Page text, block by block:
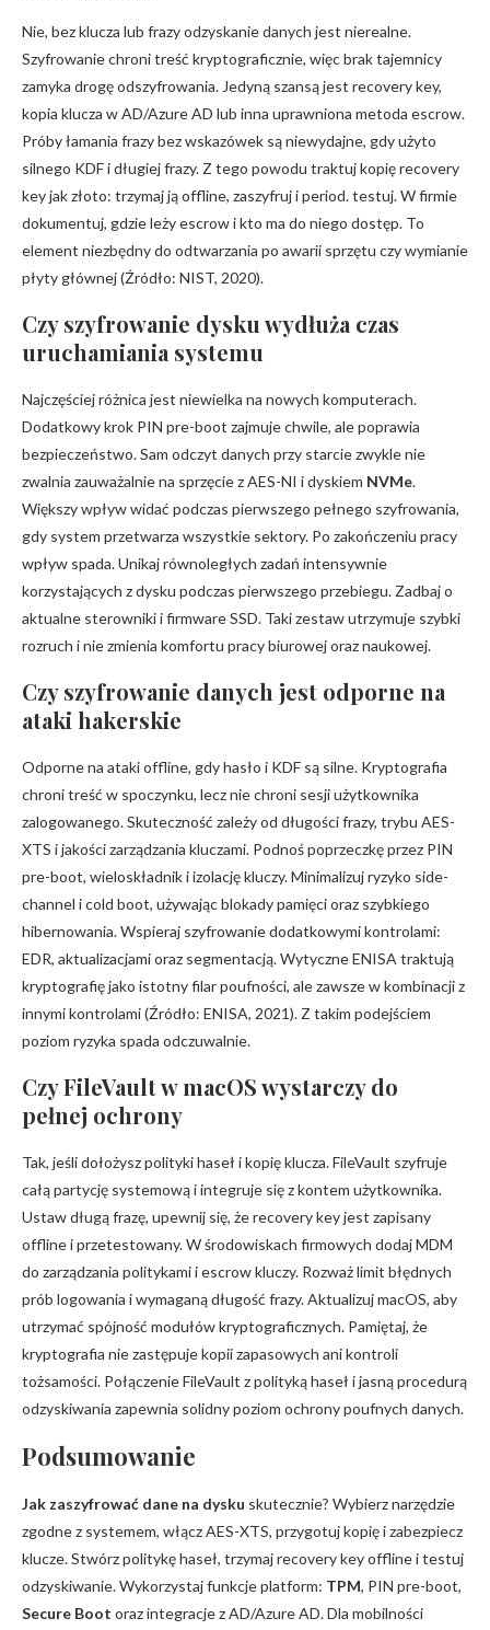
Nie, bez klucza lub frazy odzyskanie danych jest nierealne.
Szyfrowanie chroni treść kryptograficznie, więc brak tajemnicy
zamyka drogę odszyfrowania. Jedyną szansą jest recovery key,
kopia klucza w AD/Azure AD lub inna uprawniona metoda escrow.
Próby łamania frazy bez wskazówek są niewydajne, gdy użyto
silnego KDF i długiej frazy. Z tego powodu traktuj kopię recovery
key jak złoto: trzymaj ją offline, zaszyfruj i period. testuj. W firmie
dokumentuj, gdzie leży escrow i kto ma do niego dostęp. To
element niezbędny do odtwarzania po awarii sprzętu czy wymianie
płyty głównej (Źródło: NIST, 2020).
Czy szyfrowanie dysku wydłuża czas
uruchamiania systemu
Najczęściej różnica jest niewielka na nowych komputerach.
Dodatkowy krok PIN pre-boot zajmuje chwile, ale poprawia
bezpieczeństwo. Sam odczyt danych przy starcie zwykle nie
zwalnia zauważalnie na sprzęcie z AES-NI i dyskiem NVMe.
Większy wpływ widać podczas pierwszego pełnego szyfrowania,
gdy system przetwarza wszystkie sektory. Po zakończeniu pracy
wpływ spada. Unikaj równoległych zadań intensywnie
korzystających z dysku podczas pierwszego przebiegu. Zadbaj o
aktualne sterowniki i firmware SSD. Taki zestaw utrzymuje szybki
rozruch i nie zmienia komfortu pracy biurowej oraz naukowej.
Czy szyfrowanie danych jest odporne na
ataki hakerskie
Odporne na ataki offline, gdy hasło i KDF są silne. Kryptografia
chroni treść w spoczynku, lecz nie chroni sesji użytkownika
zalogowanego. Skuteczność zależy od długości frazy, trybu AES-
XTS i jakości zarządzania kluczami. Podnoś poprzeczkę przez PIN
pre-boot, wieloskładnik i izolację kluczy. Minimalizuj ryzyko side-
channel i cold boot, używając blokady pamięci oraz szybkiego
hibernowania. Wspieraj szyfrowanie dodatkowymi kontrolami:
EDR, aktualizacjami oraz segmentacją. Wytyczne ENISA traktują
kryptografię jako istotny filar poufności, ale zawsze w kombinacji z
innymi kontrolami (Źródło: ENISA, 2021). Z takim podejściem
poziom ryzyka spada odczuwalnie.
Czy FileVault w macOS wystarczy do
pełnej ochrony
Tak, jeśli dołożysz polityki haseł i kopię klucza. FileVault szyfruje
całą partycję systemową i integruje się z kontem użytkownika.
Ustaw długą frazę, upewnij się, że recovery key jest zapisany
offline i przetestowany. W środowiskach firmowych dodaj MDM
do zarządzania politykami i escrow kluczy. Rozważ limit błędnych
prób logowania i wymaganą długość frazy. Aktualizuj macOS, aby
utrzymać spójność modułów kryptograficznych. Pamiętaj, że
kryptografia nie zastępuje kopii zapasowych ani kontroli
tożsamości. Połączenie FileVault z polityką haseł i jasną procedurą
odzyskiwania zapewnia solidny poziom ochrony poufnych danych.
Podsumowanie
Jak zaszyfrować dane na dysku skutecznie? Wybierz narzędzie
zgodne z systemem, włącz AES-XTS, przygotuj kopię i zabezpiecz
klucze. Stwórz politykę haseł, trzymaj recovery key offline i testuj
odzyskiwanie. Wykorzystaj funkcje platform: TPM, PIN pre-boot,
Secure Boot oraz integracje z AD/Azure AD. Dla mobilności